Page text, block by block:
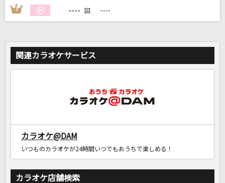
3 ---- 回 ----
関連カラオケサービス
カラオケ@DAM
いつものカラオケが24時間いつでもおうちで楽しめる！
カラオケ店舗検索